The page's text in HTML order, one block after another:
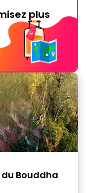
plus
Bouddha